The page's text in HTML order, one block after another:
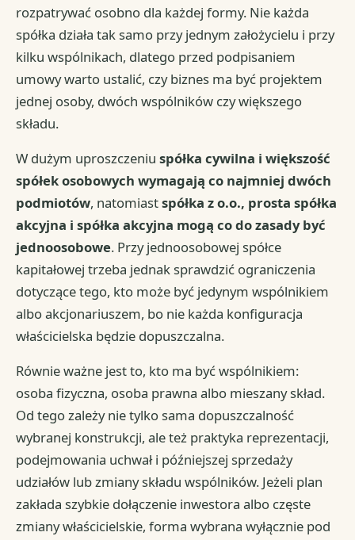
rozpatrywać osobno dla każdej formy. Nie każda
spółka działa tak samo przy jednym założycielu i przy
kilku wspólnikach, dlatego przed podpisaniem
umowy warto ustalić, czy biznes ma być projektem
jednej osoby, dwóch wspólników czy większego
składu.
W dużym uproszczeniuspółka cywilna i większość
spółek osobowych wymagają co najmniej dwóch
podmiotów, natomiastspółka z o.o., prosta spółka
akcyjna i spółka akcyjna mogą co do zasady być
jednoosobowe. Przy jednoosobowej spółce
kapitałowej trzeba jednak sprawdzić ograniczenia
dotyczące tego, kto może być jedynym wspólnikiem
albo akcjonariuszem, bo nie każda konfiguracja
właścicielska będzie dopuszczalna.
Równie ważne jest to, kto ma być wspólnikiem:
osoba fizyczna, osoba prawna albo mieszany skład.
Od tego zależy nie tylko sama dopuszczalność
wybranej konstrukcji, ale też praktyka reprezentacji,
podejmowania uchwał i późniejszej sprzedaży
udziałów lub zmiany składu wspólników. Jeżeli plan
zakłada szybkie dołączenie inwestora albo częste
zmiany właścicielskie, forma wybrana wyłącznie pod